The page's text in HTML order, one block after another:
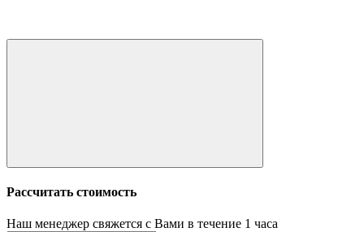
Рассчитать стоимость
Наш менеджер свяжется с Вами в течение 1 часа